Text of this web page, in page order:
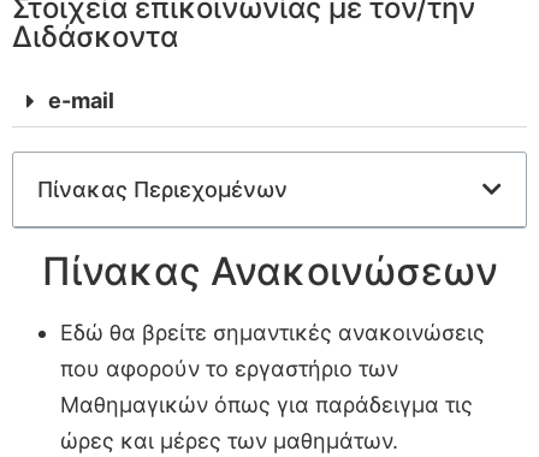
Στοιχεία επικοινωνίας με τον/την
Διδάσκοντα
e-mail
Πίνακας Περιεχομένων
Πίνακας Ανακοινώσεων
Εδώ θα βρείτε σημαντικές ανακοινώσεις
που αφορούν το εργαστήριο των
Μαθημαγικών όπως για παράδειγμα τις
ώρες και μέρες των μαθημάτων.